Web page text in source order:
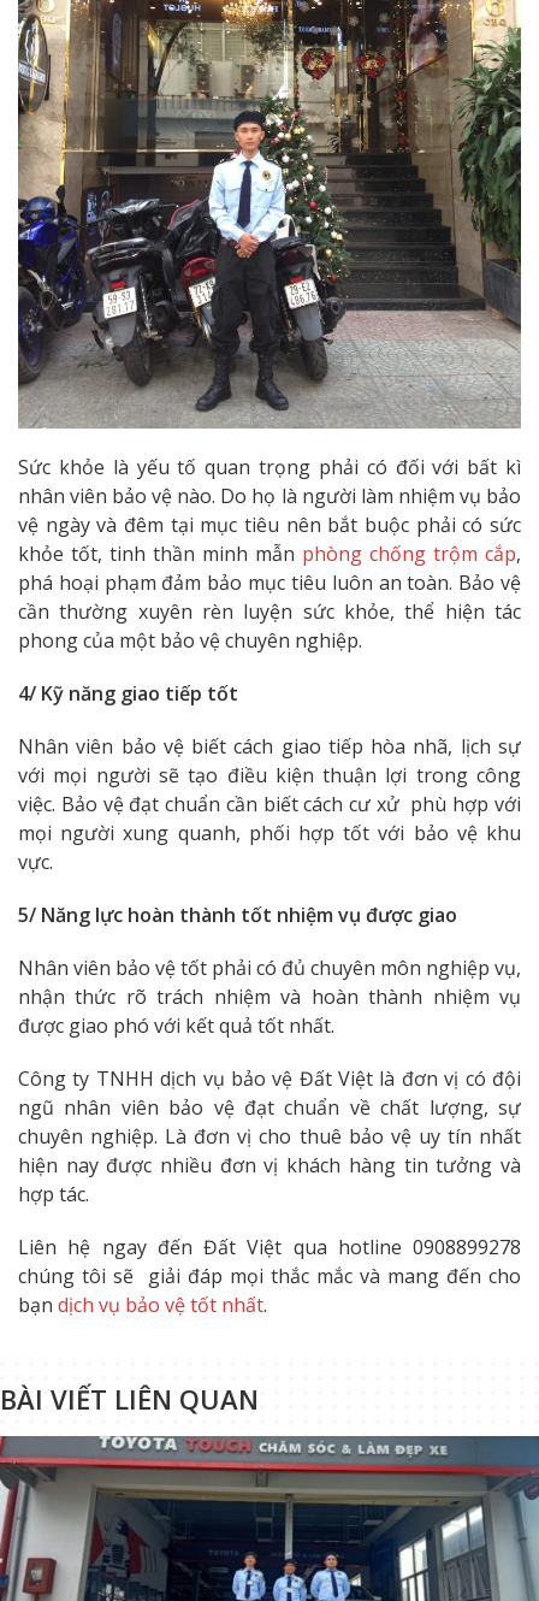
Sức khỏe là yếu tố quan trọng phải có đối với bất kì
nhân viên bảo vệ nào. Do họ là người làm nhiệm vụ bảo
vệ ngày và đêm tại mục tiêu nên bắt buộc phải có sức
khỏe tốt, tinh thần minh mẫn phòng chống trộm cắp,
phá hoại phạm đảm bảo mục tiêu luôn an toàn. Bảo vệ
cần thường xuyên rèn luyện sức khỏe, thể hiện tác
phong của một bảo vệ chuyên nghiệp.
4/ Kỹ năng giao tiếp tốt
Nhân viên bảo vệ biết cách giao tiếp hòa nhã, lịch sự
với mọi người sẽ tạo điều kiện thuận lợi trong công
việc. Bảo vệ đạt chuẩn cần biết cách cư xử phù hợp với
mọi người xung quanh, phối hợp tốt với bảo vệ khu
vực.
5/ Năng lực hoàn thành tốt nhiệm vụ được giao
Nhân viên bảo vệ tốt phải có đủ chuyên môn nghiệp vụ,
nhận thức rõ trách nhiệm và hoàn thành nhiệm vụ
được giao phó với kết quả tốt nhất.
Công ty TNHH dịch vụ bảo vệ Đất Việt là đơn vị có đội
ngũ nhân viên bảo vệ đạt chuẩn về chất lượng, sự
chuyên nghiệp. Là đơn vị cho thuê bảo vệ uy tín nhất
hiện nay được nhiều đơn vị khách hàng tin tưởng và
hợp tác.
Liên hệ ngay đến Đất Việt qua hotline 0908899278
chúng tôi sẽ giải đáp mọi thắc mắc và mang đến cho
bạn dịch vụ bảo vệ tốt nhất.
BÀI VIẾT LIÊN QUAN